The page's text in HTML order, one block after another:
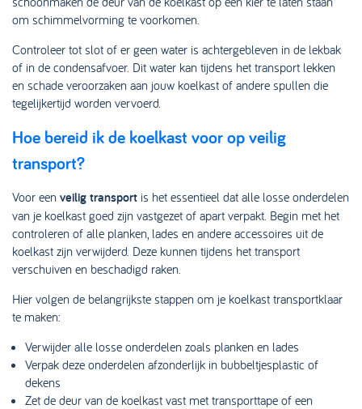
om schimmelvorming te voorkomen.
Controleer tot slot of er geen water is achtergebleven in de lekbak
of in de condensafvoer. Dit water kan tijdens het transport lekken
en schade veroorzaken aan jouw koelkast of andere spullen die
tegelijkertijd worden vervoerd.
Hoe bereid ik de koelkast voor op veilig
transport?
Voor een veilig transport is het essentieel dat alle losse onderdelen
van je koelkast goed zijn vastgezet of apart verpakt. Begin met het
controleren of alle planken, lades en andere accessoires uit de
koelkast zijn verwijderd. Deze kunnen tijdens het transport
verschuiven en beschadigd raken.
Hier volgen de belangrijkste stappen om je koelkast transportklaar
te maken:
Verwijder alle losse onderdelen zoals planken en lades
Verpak deze onderdelen afzonderlijk in bubbeltjesplastic of
dekens
Zet de deur van de koelkast vast met transporttape of een